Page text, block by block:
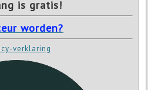
is gratis!
worden?
verklaring